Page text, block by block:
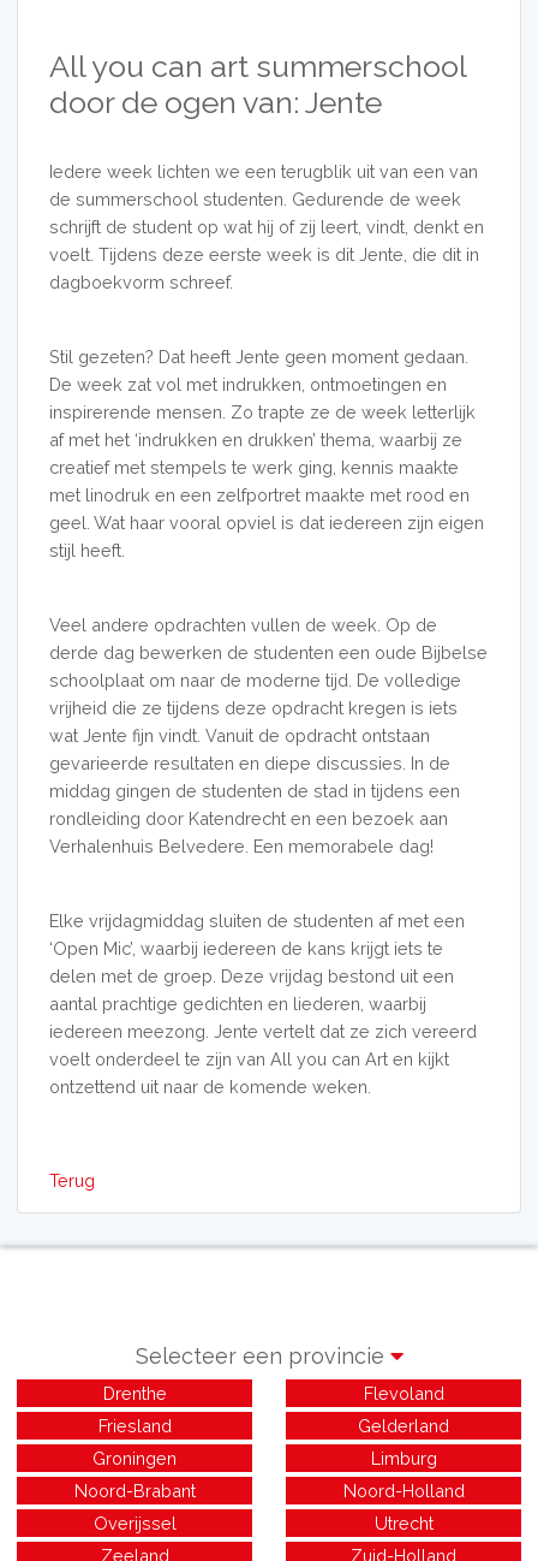
All you can art summerschool
door de ogen van: Jente
Iedere week lichten we een terugblik uit van een van
de summerschool studenten. Gedurende de week
schrijft de student op wat hij of zij leert, vindt, denkt en
voelt. Tijdens deze eerste week is dit Jente, die dit in
dagboekvorm schreef.
Stil gezeten? Dat heeft Jente geen moment gedaan.
De week zat vol met indrukken, ontmoetingen en
inspirerende mensen. Zo trapte ze de week letterlijk
af met het ‘indrukken en drukken’ thema, waarbij ze
creatief met stempels te werk ging, kennis maakte
met linodruk en een zelfportret maakte met rood en
geel. Wat haar vooral opviel is dat iedereen zijn eigen
stijl heeft.
Veel andere opdrachten vullen de week. Op de
derde dag bewerken de studenten een oude Bijbelse
schoolplaat om naar de moderne tijd. De volledige
vrijheid die ze tijdens deze opdracht kregen is iets
wat Jente fijn vindt. Vanuit de opdracht ontstaan
gevarieerde resultaten en diepe discussies. In de
middag gingen de studenten de stad in tijdens een
rondleiding door Katendrecht en een bezoek aan
Verhalenhuis Belvedere. Een memorabele dag!
Elke vrijdagmiddag sluiten de studenten af met een
‘Open Mic’, waarbij iedereen de kans krijgt iets te
delen met de groep. Deze vrijdag bestond uit een
aantal prachtige gedichten en liederen, waarbij
iedereen meezong. Jente vertelt dat ze zich vereerd
voelt onderdeel te zijn van All you can Art en kijkt
ontzettend uit naar de komende weken.
Terug
Selecteer een provincie
Drenthe
Flevoland
Friesland
Gelderland
Groningen
Limburg
Noord-Brabant
Noord-Holland
Overijssel
Utrecht
Zeeland
Zuid-Holland